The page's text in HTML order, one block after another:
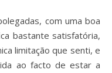
com uma boa
bastante satisfatória,
limitação que senti, e
ao facto de estar a